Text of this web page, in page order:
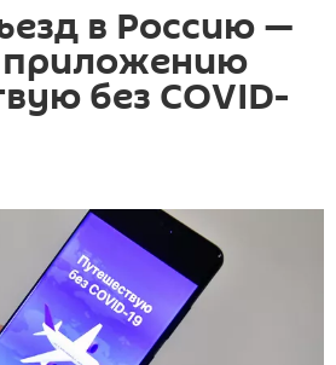
в Россию —
приложению
без COVID-